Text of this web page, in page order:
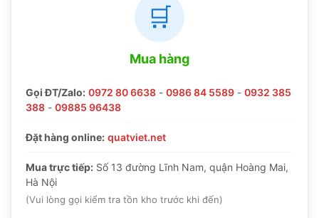
🛒
Mua hàng
Gọi ĐT/Zalo: 0972 80 6638 - 0986 84 5589 - 0932 385
388 - 09885 96438
Đặt hàng online: quatviet.net
Mua trực tiếp: Số 13 đường Lĩnh Nam, quận Hoàng Mai,
Hà Nội
(Vui lòng gọi kiểm tra tồn kho trước khi đến)